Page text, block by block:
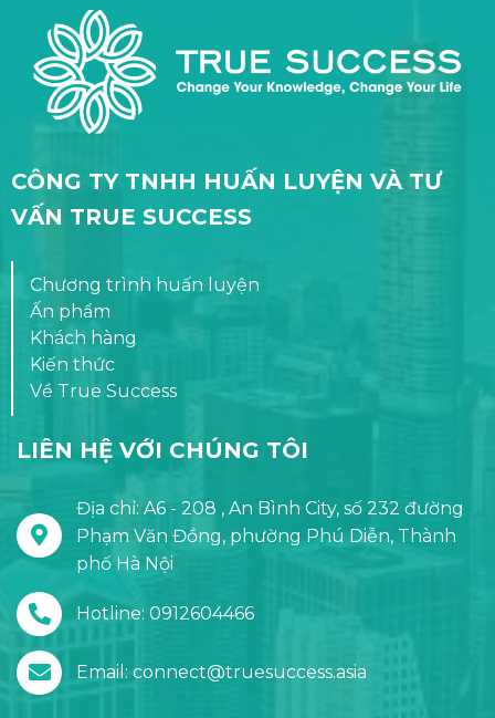
CÔNG TY TNHH HUẤN LUYỆN VÀ TƯ
VẤN TRUE SUCCESS
Chương trình huấn luyện
Ấn phẩm
Khách hàng
Kiến thức
Về True Success
LIÊN HỆ VỚI CHÚNG TÔI
Địa chỉ: A6 - 208 , An Bình City, số 232 đường
Phạm Văn Đồng, phường Phú Diễn, Thành
phố Hà Nội
Hotline: 0912604466
Email: connect@truesuccess.asia